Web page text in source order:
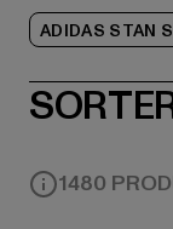
ADIDAS STAN
1480